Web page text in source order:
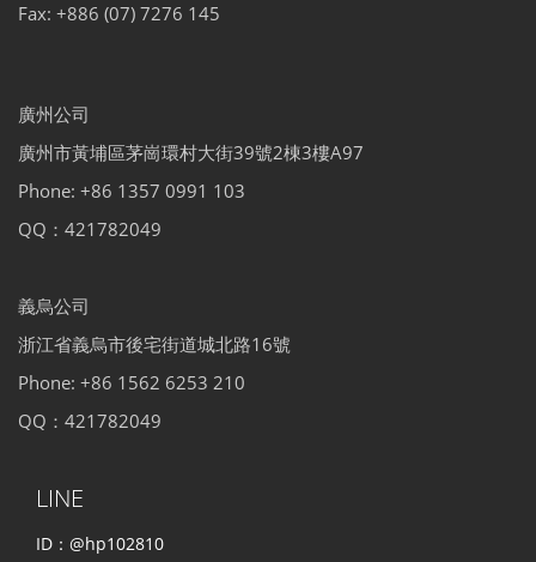
Fax: +886 (07) 7276 145
廣州公司
廣州市黃埔區茅崗環村大街39號2棟3樓A97
Phone: +86 1357 0991 103
QQ：421782049
義烏公司
浙江省義烏市後宅街道城北路16號
Phone: +86 1562 6253 210
QQ：421782049
LINE
ID：@hp102810